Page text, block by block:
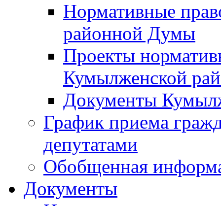
Нормативные
районной Думы
Проекты
Кумылженской
Документы
График приема
депутатами
Обобщенная
Документы